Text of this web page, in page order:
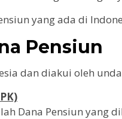
yang ada di
Pensiun
dan diakui oleh
Dana Pensiun yang